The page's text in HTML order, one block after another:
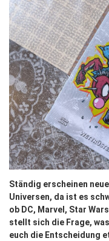
Ständig erscheinen neue
Universen, da ist es
ob DC, Marvel, Star
stellt sich die Frage,
euch die Entscheidung